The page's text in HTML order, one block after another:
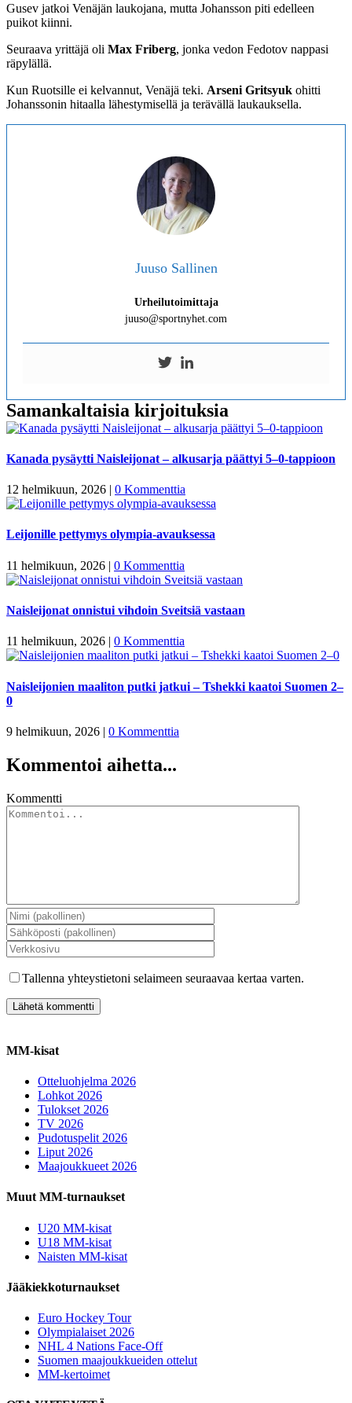
Gusev jatkoi Venäjän laukojana, mutta Johansson piti edelleen
puikot kiinni.
Seuraava yrittäjä oli Max Friberg, jonka vedon Fedotov nappasi
räpylällä.
Kun Ruotsille ei kelvannut, Venäjä teki. Arseni Gritsyuk ohitti
Johanssonin hitaalla lähestymisellä ja terävällä laukauksella.
Juuso Sallinen
Urheilutoimittaja
juuso@sportnyhet.com
Samankaltaisia kirjoituksia
Kanada pysäytti Naisleijonat – alkusarja päättyi 5–0-tappioon
12 helmikuun, 2026 | 0 Kommenttia
Leijonille pettymys olympia-avauksessa
11 helmikuun, 2026 | 0 Kommenttia
Naisleijonat onnistui vihdoin Sveitsiä vastaan
11 helmikuun, 2026 | 0 Kommenttia
Naisleijonien maaliton putki jatkui – Tshekki kaatoi Suomen 2–
0
9 helmikuun, 2026 | 0 Kommenttia
Kommentoi aihetta...
Kommentti
Tallenna yhteystietoni selaimeen seuraavaa kertaa varten.
MM-kisat
Otteluohjelma 2026
Lohkot 2026
Tulokset 2026
TV 2026
Pudotuspelit 2026
Liput 2026
Maajoukkueet 2026
Muut MM-turnaukset
U20 MM-kisat
U18 MM-kisat
Naisten MM-kisat
Jääkiekkoturnaukset
Euro Hockey Tour
Olympialaiset 2026
NHL 4 Nations Face-Off
Suomen maajoukkueiden ottelut
MM-kertoimet